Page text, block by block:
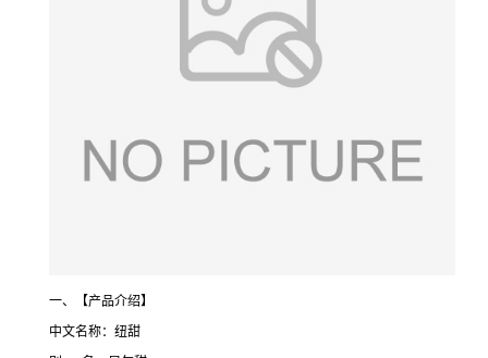
一、【产品介绍】
中文名称：纽甜